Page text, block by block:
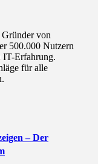
von
500.000 Nutzern
IT-Erfahrung.
für alle
– Der